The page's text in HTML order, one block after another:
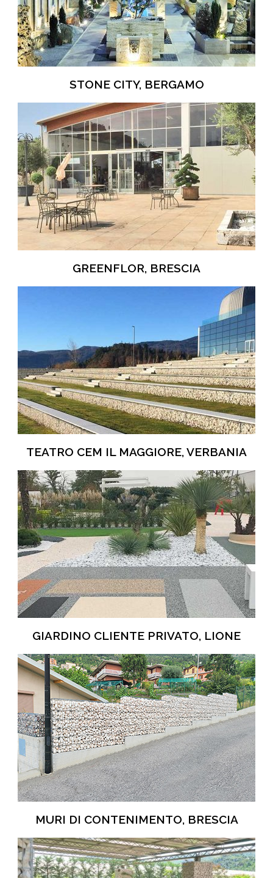
STONE CITY, BERGAMO
GREENFLOR, BRESCIA
TEATRO CEM IL MAGGIORE, VERBANIA
GIARDINO CLIENTE PRIVATO, LIONE
MURI DI CONTENIMENTO, BRESCIA